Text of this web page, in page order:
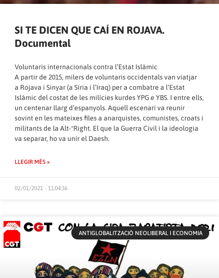
SI TE DICEN QUE CAÍ EN ROJAVA.
Documental
Voluntaris internacionals contra l’Estat Islàmic
A partir de 2015, milers de voluntaris occidentals van viatjar
a Rojava i Sinyar (a Síria i l’Iraq) per a combatre a l’Estat
Islàmic del costat de les milícies kurdes YPG e YBS. I entre ells,
un centenar llarg d’espanyols. Aquell escenari va reunir
sovint en les mateixes files a anarquistes, comunistes, croats i
militants de la Alt-*Right. El que la Guerra Civil i la ideologia
va separar, ho va unir el Daesh.
LLEGIR MÉS »
02/01/2021 - 11:04:36
ANTIGLOBALITZACIÓ NEOLIBERAL I ECONOMIA